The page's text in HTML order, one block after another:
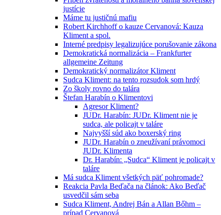
justície
Máme tu justičnú mafiu
Robert Kirchhoff o kauze Cervanová: Kauza
Kliment a spol.
Interné predpisy legalizujúce porušovanie zákona
Demokratická normalizácia – Frankfurter
allgemeine Zeitung
Demokratický normalizátor Kliment
Sudca Kliment: na tento rozsudok som hrdý
Zo školy rovno do talára
Štefan Harabín o Klimentovi
Agresor Kliment?
JUDr. Harabín: JUDr. Kliment nie je
sudca, ale policajt v taláre
Najvyšší súd ako boxerský ring
JUDr. Harabín o zneužívaní právomoci
JUDr. Klimenta
Dr. Harabín: „Sudca“ Kliment je policajt v
taláre
Má sudca Kliment všetkých päť pohromade?
Reakcia Pavla Beďača na článok: Ako Beďač
usvedčil sám seba
Sudca Kliment, Andrej Bán a Allan Bőhm –
prípad Cervanová